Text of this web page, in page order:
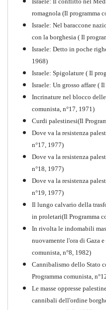
Storia della Sinistra
Comunista V
Perchè la Russia
comunista
Quaderno n°10
romagnola (Il programma
Israele: Nel baraccone
con la borghesia ( Il
Israele: Detto in poche
1968)
Israele: Spigolature ( Il
Israele: Un grosso affare (
Incrinature nel blocco
comunista, n°17, 1971)
Curdi palestinesi(Il
Dove va la resistenza
n°17, 1977)
Dove va la resistenza
n°18, 1977)
Dove va la resistenza
n°19, 1977)
Il lungo calvario della
in proletari(Il Programma
In rivolta le indomabili
nuovamente l'ora di Gaza
comunista, n°8, 1982)
Cannibalismo dello Stato
Programma comunista,
Le masse oppresse
cannibali dell'ordine